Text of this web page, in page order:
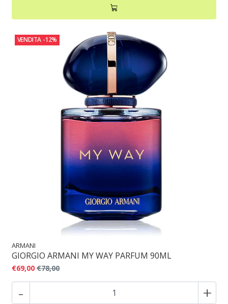
VENDITA -12%
ARMANI
GIORGIO ARMANI MY WAY PARFUM 90ML
€69,00 €78,00
- +